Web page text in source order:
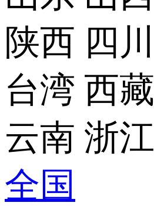
陕西 四川
台湾 西藏
云南 浙江
全国